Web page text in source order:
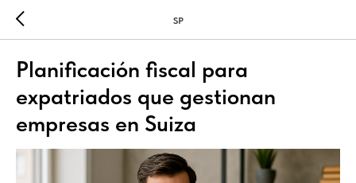
SP
Planificación fiscal para
expatriados que gestionan
empresas en Suiza